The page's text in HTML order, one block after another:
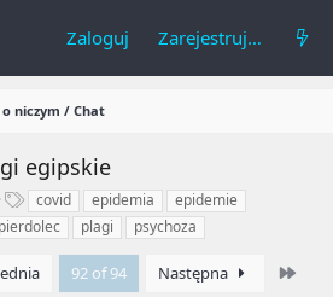
Zaloguj Zarejestruj się
niczym / Chat
egipskie
T
a
g
i
covid epidemia
epidemie
pierdolec plagi psychoza
92 of 94 Następna